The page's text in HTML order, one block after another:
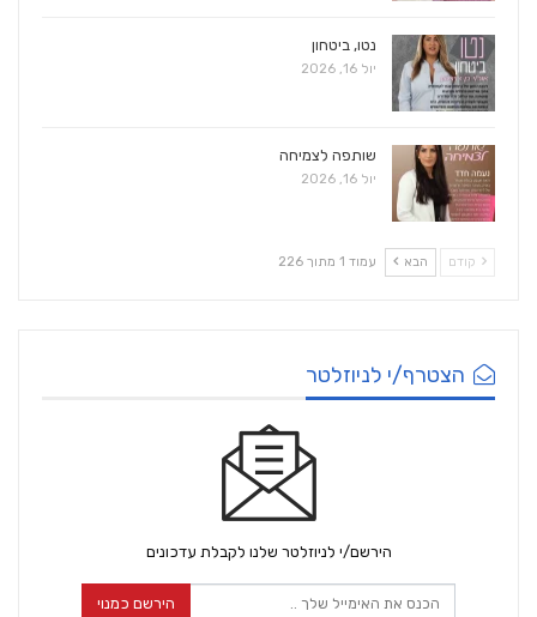
נטו, ביטחון
יול 16, 2026
שותפה לצמיחה
יול 16, 2026
קודם הבא עמוד 1 מתוך 226
הצטרף/י לניוזלטר
הירשם/י לניוזלטר שלנו לקבלת עדכונים
הירשם כמנוי